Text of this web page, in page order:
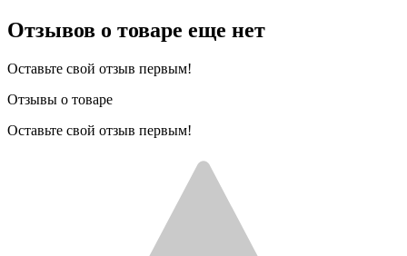
Отзывов о товаре еще нет
Оставьте свой отзыв первым!
Отзывы о товаре
Оставьте свой отзыв первым!